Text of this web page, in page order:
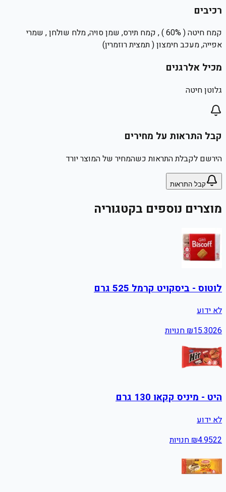
רכיבים
קמח חיטה ( 60% ) , קמח תירס, שמן סויה, מלח שולחן , שמרי
אפייה, מעכב חימצון ( תמצית רוזמרין)
מכיל אלרגנים
גלוטן חיטה
קבל התראות על מחירים
הירשם לקבלת התראות כשהמחיר של המוצר יורד
קבל התראות
מוצרים נוספים בקטגוריה
לוטוס - ביסקויט קרמל 525 גרם
לא ידוע
₪15.3026 חנויות
היט - מיניס קקאו 130 גרם
לא ידוע
₪4.9522 חנויות